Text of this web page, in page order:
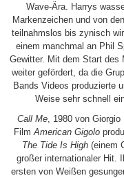
Wave-Ära. Harrys
Markenzeichen und von
teilnahmslos bis zynisch
einem manchmal an Phil
Gewitter. Mit dem Start des
weiter gefördert, da die
Bands Videos produzierte
Weise sehr schnell
Call Me, 1980 von Giorgio
FilmAmerican Gigolo
The Tide Is High(einem
großer internationaler Hit.
ersten von Weißen